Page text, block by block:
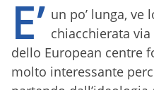
E’ un po’ lunga, ve
chiacchierata via
dello European centre
molto interessante